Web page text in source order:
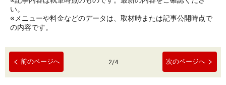
い。
※メニューや料金などのデータは、取材時または記事公開時点で
の内容です。
前のページへ 2/4 次のページへ